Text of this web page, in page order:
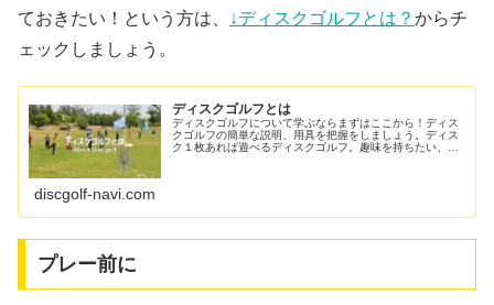
ておきたい！という方は、
↓ディスクゴルフとは？ からチ
ェックしましょう。
ディスクゴルフとは
ディスクゴルフについて学ぶならまずはここから！ディス
クゴルフの簡単な説明、用具を把握をしましょう。ディス
ク１枚あれば遊べるディスクゴルフ。趣味を持ちたい、軽
discgolf-navi.com
プレー前に